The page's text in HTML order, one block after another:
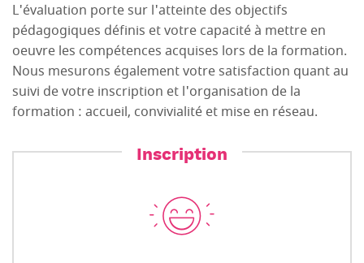
L'évaluation porte sur l'atteinte des objectifs
pédagogiques définis et votre capacité à mettre en
oeuvre les compétences acquises lors de la formation.
Nous mesurons également votre satisfaction quant au
suivi de votre inscription et l'organisation de la
formation : accueil, convivialité et mise en réseau.
Inscription